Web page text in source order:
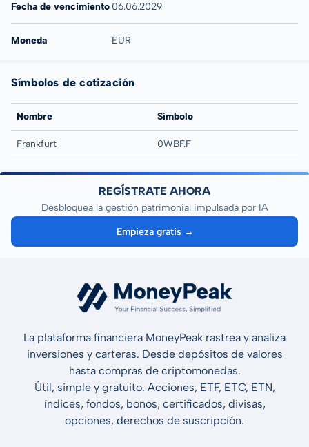
Fecha de vencimiento 06.06.2029
Moneda EUR
Símbolos de cotización
Nombre Símbolo
Frankfurt 0WBF.F
REGÍSTRATE AHORA
Desbloquea la gestión patrimonial impulsada por IA
Empieza gratis →
La plataforma financiera MoneyPeak rastrea y analiza
inversiones y carteras. Desde depósitos de valores
hasta compras de criptomonedas.
Útil, simple y gratuito. Acciones, ETF, ETC, ETN,
índices, fondos, bonos, certificados, divisas,
opciones, derechos de suscripción.